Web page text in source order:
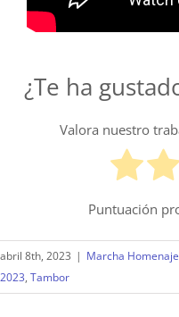
¿Te ha
Valora nuestro
Puntuación
abril 8th, 2023 | Marcha
2023, Tambor